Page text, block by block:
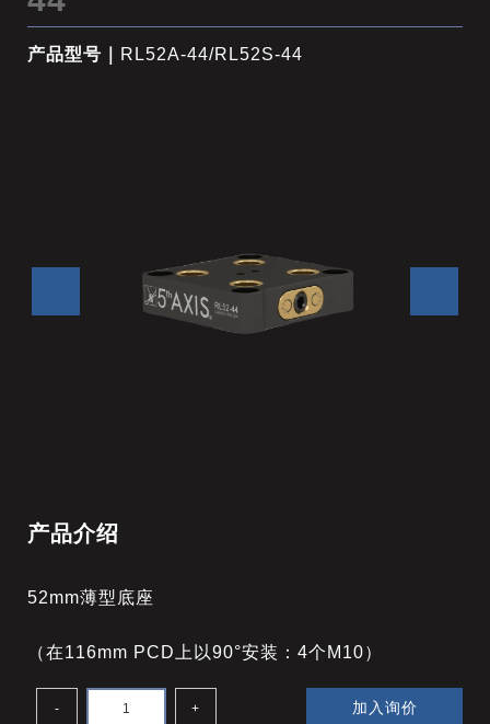
产品型号｜ RL52A-44/RL52S-44
产品介绍
52mm薄型底座
（在116mm PCD上以90°安装：4个M10）
- + 加入询价